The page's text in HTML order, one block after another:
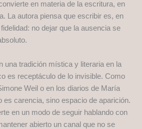
en materia de la escritura, en
La autora piensa que escribir es, en
no dejar que la ausencia se
una tradición mística y literaria en la
es receptáculo de lo invisible. Como
Weil o en los diarios de María
es carencia, sino espacio de aparición.
en un modo de seguir hablando con
abierto un canal que no se